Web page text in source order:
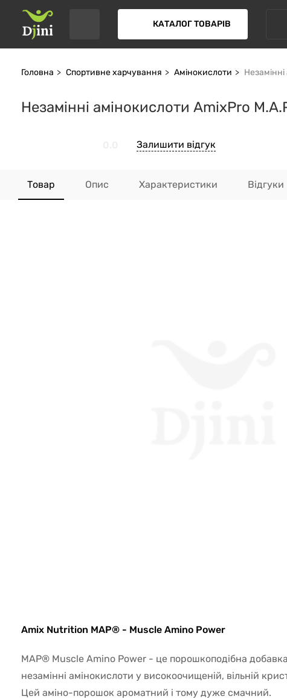
КАТАЛОГ ТОВАРІВ
Головна Спортивне харчування Амінокислоти
Незамінні амінокислоти AmixPrо
Залишити відгук
Товар Опис Характеристики Відгуки
Amix Nutrition MAP® - Muscle Amino Power
MAP® Muscle Amino Power - це порошкоподібна добавка,
незамінні амінокислоти у високоочищеній, вільній
Цей аміно-порошок ароматний і тому дуже смачний.